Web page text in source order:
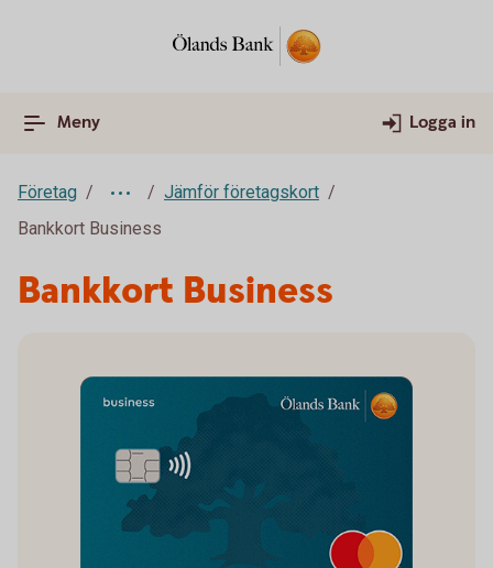
Meny Logga in
Företag
Jämför företagskort
Bankkort Business
Bankkort Business